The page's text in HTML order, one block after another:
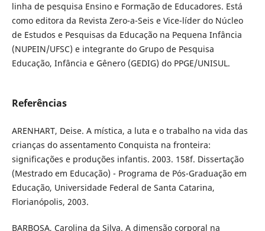
linha de pesquisa Ensino e Formação de Educadores. Está
como editora da Revista Zero-a-Seis e Vice-líder do Núcleo
de Estudos e Pesquisas da Educação na Pequena Infância
(NUPEIN/UFSC) e integrante do Grupo de Pesquisa
Educação, Infância e Gênero (GEDIG) do PPGE/UNISUL.
Referências
ARENHART, Deise. A mística, a luta e o trabalho na vida das
crianças do assentamento Conquista na fronteira:
significações e produções infantis. 2003. 158f. Dissertação
(Mestrado em Educação) - Programa de Pós-Graduação em
Educação, Universidade Federal de Santa Catarina,
Florianópolis, 2003.
BARBOSA, Carolina da Silva. A dimensão corporal na